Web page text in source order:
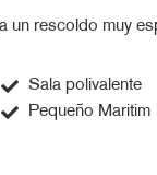
rescoldo muy
Sala polivalente
Pequeño Maritim